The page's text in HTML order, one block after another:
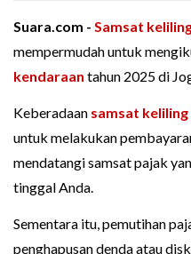
Suara.com - Samsat
mempermudah untuk
kendaraan tahun 2025 di
Keberadaan samsat keliling
untuk melakukan
mendatangi samsat pajak
tinggal Anda.
Sementara itu, pemutihan
penghapusan denda atau